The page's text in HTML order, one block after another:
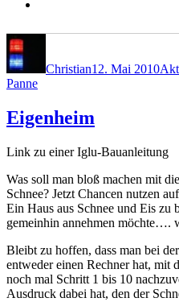
Christian12. Mai 2010
Panne
Eigenheim
Link zu einer Iglu-Bauanleitung
Was soll man bloß machen mit
Schnee? Jetzt Chancen nutzen
Ein Haus aus Schnee und Eis zu
gemeinhin annehmen möchte….
Bleibt zu hoffen, dass man bei
entweder einen Rechner hat, mit
noch mal Schritt 1 bis 10
Ausdruck dabei hat, den der